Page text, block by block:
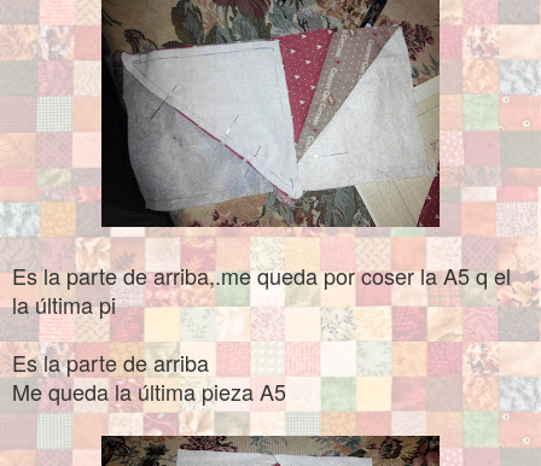
Es la parte de arriba,.me queda por coser la A5 q el
la última pi
Es la parte de arriba
Me queda la última pieza A5